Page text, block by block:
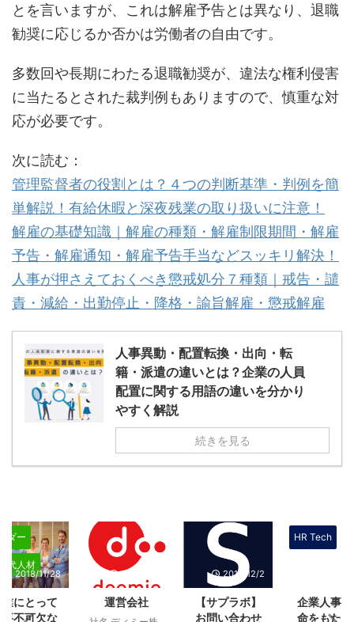
とを言いますが、これは解雇予告とは異なり、退職
勧奨に応じるか否かは労働者の自由です。
多数回や長期にわたる退職勧奨が、違法な権利侵害
に当たるとされた裁判例もありますので、慎重な対
応が必要です。
次に読む：
管理監督者の役割とは？４つの判断基準・判例を簡
単解説！有給休暇と深夜残業の取り扱いに注意！
解雇の基礎知識｜解雇の種類・解雇制限期間・解雇
予告・解雇通知・解雇予告手当などスッキリ解決！
人事が押さえておくべき懲戒処分７種類｜戒告・譴
責・減給・出勤停止・降格・諭旨解雇・懲戒解雇
人事異動・配置転換・出向・転
籍・派遣の違いとは？企業の人員
配置に関する用語の違いを分かり
やすく解説
続きを見る
ダー
代人材
2018/11/28
にとって
不可欠な
2018/12/2
運営会社
2018/12/2
【サプラボ】
お問い合わせ
HR Tech
企業人事
命をもた